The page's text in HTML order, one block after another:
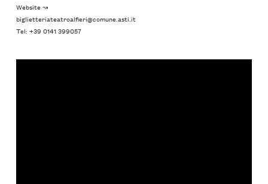
Website ↝
biglietteriateatroalfieri@comune.asti.it
Tel: +39 0141 399057